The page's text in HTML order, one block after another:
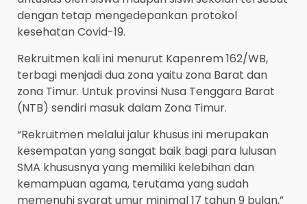
dengan tetap mengedepankan protokol
kesehatan Covid-19.
Rekruitmen kali ini menurut Kapenrem 162/WB,
terbagi menjadi dua zona yaitu zona Barat dan
zona Timur. Untuk provinsi Nusa Tenggara Barat
(NTB) sendiri masuk dalam Zona Timur.
“Rekruitmen melalui jalur khusus ini merupakan
kesempatan yang sangat baik bagi para lulusan
SMA khususnya yang memiliki kelebihan dan
kemampuan agama, terutama yang sudah
memenuhi syarat umur minimal 17 tahun 9 bulan,”